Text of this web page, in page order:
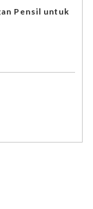
Pensil untuk